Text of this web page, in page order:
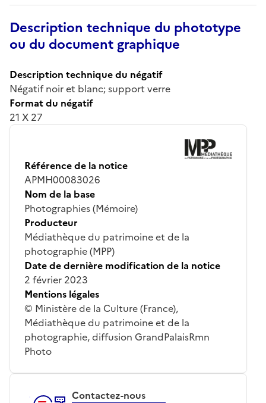
Description technique du phototype
ou du document graphique
Description technique du négatif
Négatif noir et blanc; support verre
Format du négatif
21 X 27
Référence de la notice
APMH00083026
Nom de la base
Photographies (Mémoire)
Producteur
Médiathèque du patrimoine et de la
photographie (MPP)
Date de dernière modification de la notice
2 février 2023
Mentions légales
© Ministère de la Culture (France),
Médiathèque du patrimoine et de la
photographie, diffusion GrandPalaisRmn
Photo
Contactez-nous